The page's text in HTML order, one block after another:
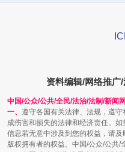
阿坝州三大球赛在茂
资料编辑/网络推广/
中国/公众/公共/全民/法治/法制/新闻
一、 遵守各国有关法律、法规，遵
成伤害和损失的法律和经济责任。
信息若无意中涉及到您的权益，请
版权拥有者的权益。中国/公众/公共/